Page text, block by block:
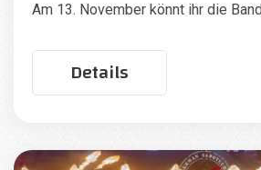
Am 13. November könnt ihr die
Details